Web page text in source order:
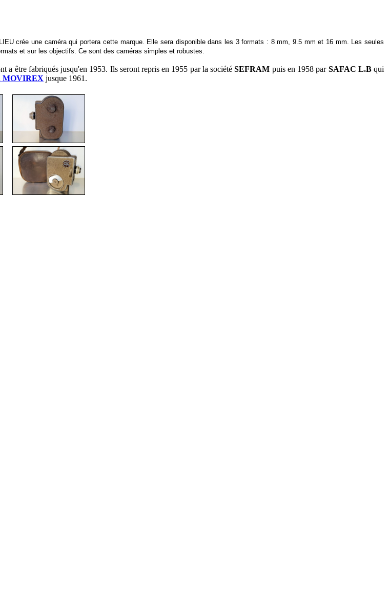
crée une caméra qui portera cette marque. Elle sera disponible dans les 3 formats : 8 mm, 9.5 mm et 16 mm. Les seules
et sur les objectifs. Ce sont des caméras simples et robustes.
être fabriqués jusqu'en 1953. Ils seront repris en 1955 par la sociétéSEFRAM puis en 1958 par SAFAC L.Bqui
MOVIREX jusque 1961.